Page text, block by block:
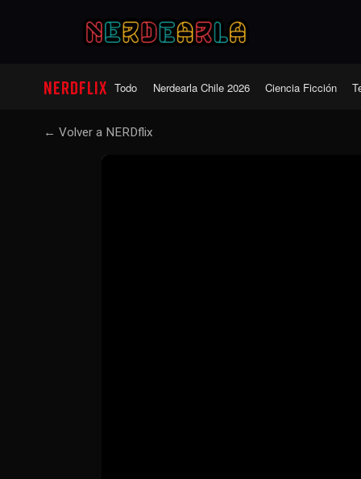
NERDFLIX Todo Nerdearla Chile 2026 Ciencia Ficción
← Volver a NERDflix